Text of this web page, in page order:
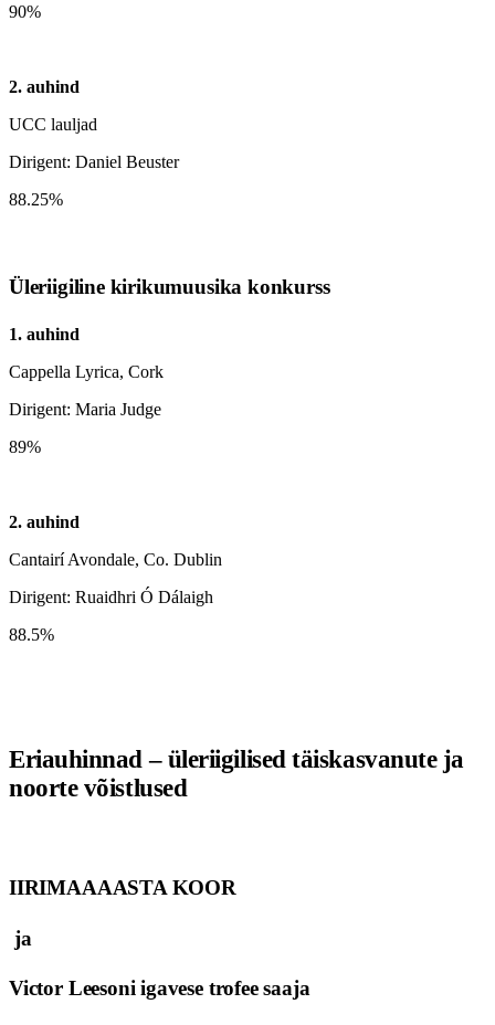
90%
2. auhind
UCC lauljad
Dirigent: Daniel Beuster
88.25%
Üleriigiline kirikumuusika konkurss
1. auhind
Cappella Lyrica, Cork
Dirigent: Maria Judge
89%
2. auhind
Cantairí Avondale, Co. Dublin
Dirigent: Ruaidhri Ó Dálaigh
88.5%
Eriauhinnad – üleriigilised täiskasvanute ja
noorte võistlused
IIRIMAAAASTA KOOR
ja
Victor Leesoni igavese trofee saaja